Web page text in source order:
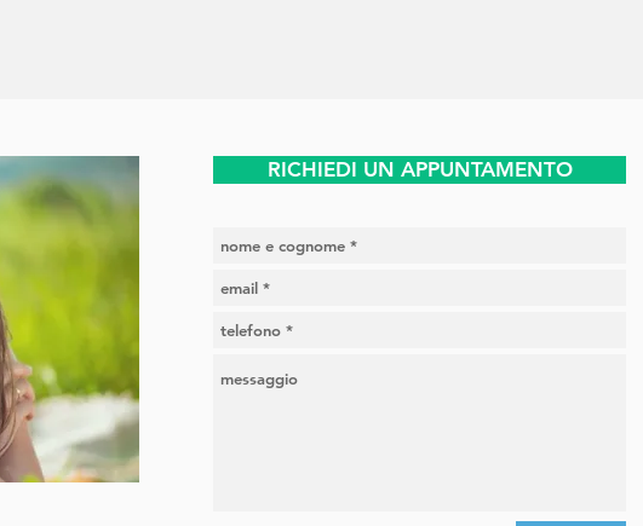
RICHIEDI UN APPUNTAMENTO